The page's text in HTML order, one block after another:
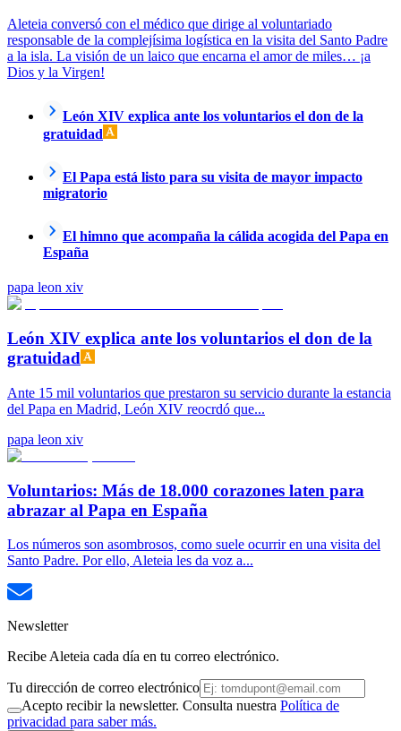
Aleteia conversó con el médico que dirige al voluntariado
responsable de la complejísima logística en la visita del Santo Padre
a la isla. La visión de un laico que encarna el amor de miles… ¡a
Dios y la Virgen!
León XIV explica ante los voluntarios el don de la
gratuidad
El Papa está listo para su visita de mayor impacto
migratorio
El himno que acompaña la cálida acogida del Papa en
España
papa leon xiv
León XIV explica ante los voluntarios el don de la
gratuidad
Ante 15 mil voluntarios que prestaron su servicio durante la estancia
del Papa en Madrid, León XIV reocrdó que...
papa leon xiv
Voluntarios: Más de 18.000 corazones laten para
abrazar al Papa en España
Los números son asombrosos, como suele ocurrir en una visita del
Santo Padre. Por ello, Aleteia les da voz a...
Newsletter
Recibe Aleteia cada día en tu correo electrónico.
Tu dirección de correo electrónico
Acepto recibir la newsletter. Consulta nuestra Política de
privacidad para saber más.